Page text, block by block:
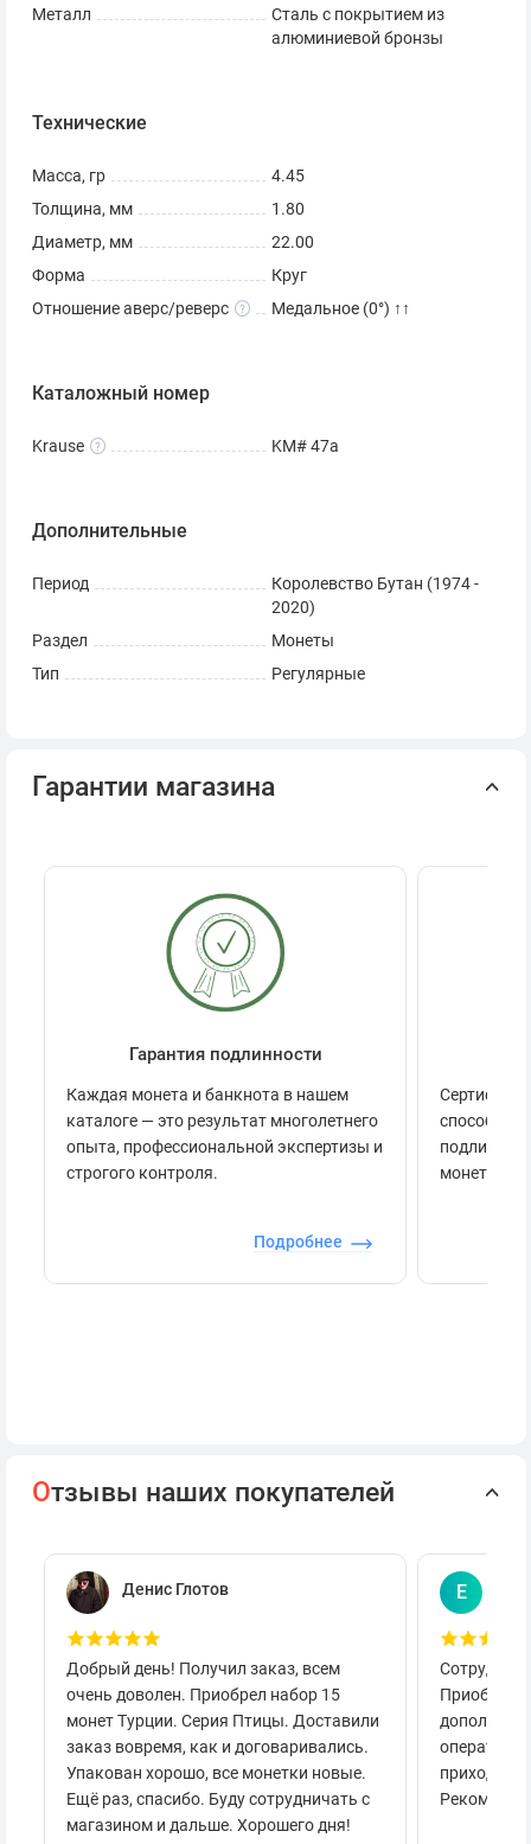
Металл
Сталь с покрытием из
алюминиевой бронзы
Технические
Масса, гр
4.45
Толщина, мм
1.80
Диаметр, мм
22.00
Форма
Круг
Отношение аверс/реверс
Медальное (0°) ↑↑
Каталожный номер
Krause KM# 47a
Дополнительные
Период
Королевство Бутан (1974 -
2020)
Раздел
Монеты
Тип
Регулярные
Гарантии магазина
Гарантия подлинности
Каждая монета и банкнота в нашем
каталоге — это результат многолетнего
опыта, профессиональной экспертизы и
строгого контроля.
Подробнее
способов
монеты.
Отзывы наших покупателей
Денис Глотов
Добрый день! Получил заказ, всем
очень доволен. Приобрел набор 15
монет Турции. Серия Птицы. Доставили
заказ вовремя, как и договаривались.
Упакован хорошо, все монетки новые.
Ещё раз, спасибо. Буду сотрудничать с
магазином и дальше. Хорошего дня!
Е
приходило